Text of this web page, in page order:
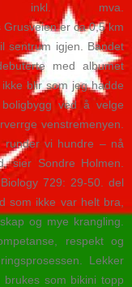
inkl. mva.
Grusveien er ca 0,5 km
sentrum igjen. Bandet
med albumet
blir som jeg hadde
ved å velge
venstremenyen.
runder vi hundre – nå
sier Sondre Holmen.
729: 29-50. del
som ikke var helt bra,
og mye krangling.
respekt og
Lekker
som bikini topp